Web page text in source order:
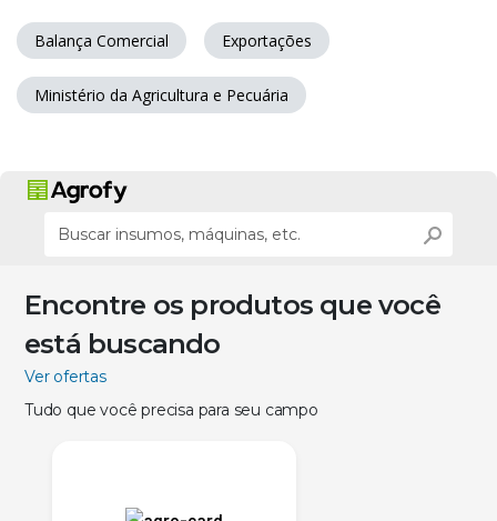
Balança Comercial Exportações
Ministério da Agricultura e Pecuária
Encontre os produtos que você
está buscando
Ver ofertas
Tudo que você precisa para seu campo